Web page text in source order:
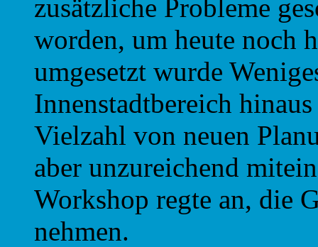
zusätzliche Probleme
worden, um heute noch
umgesetzt wurde
Innenstadtbereich
Vielzahl von neuen
aber unzureichend
Workshop regte an, die
nehmen.